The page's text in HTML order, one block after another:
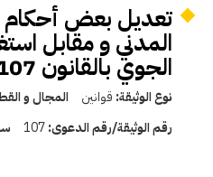
تعديل بعض أحكام
المدني و مقابل
الجوي بالقانون 107 لسنة 1992
نوع الوثيقة: قوانين المجال و
رقم الوثيقة/رقم الدعوى:107